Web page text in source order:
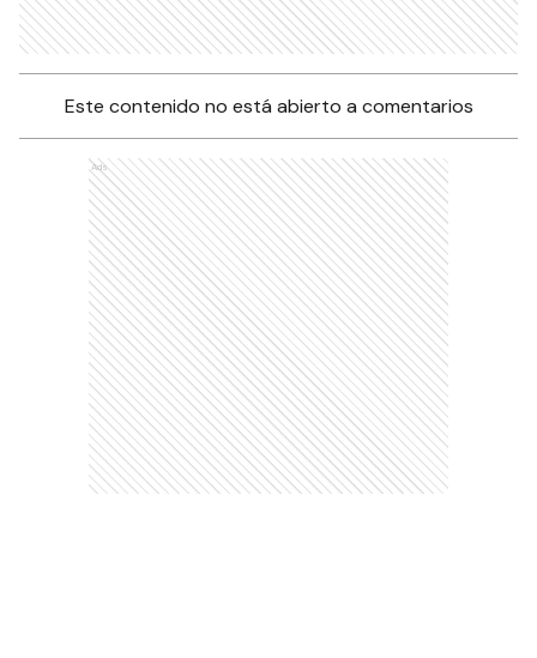
Este contenido no está abierto a comentarios
Ads